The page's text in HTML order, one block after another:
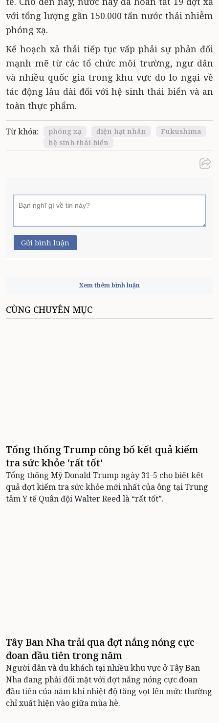
với tổng lượng gần 150.000 tấn nước thải nhiễm
phóng xạ.
Kế hoạch xả thải tiếp tục vấp phải sự phản đối
mạnh mẽ từ các tổ chức môi trường, ngư dân
và nhiều quốc gia trong khu vực do lo ngại về
tác động lâu dài đối với hệ sinh thái biển và an
toàn thực phẩm.
Từ khóa: phóng xạ điện hạt nhân
Fukushima
hệ sinh thái biển
Gửi bình luận
Xem thêm bình luận
CÙNG CHUYÊN MỤC
Tổng thống Trump công bố kết quả kiểm
tra sức khỏe 'rất tốt'
Tổng thống Mỹ Donald Trump ngày 31-5 cho biết kết
quả đợt kiểm tra sức khỏe mới nhất của ông tại Trung
tâm Y tế Quân đội Walter Reed là “rất tốt”.
Tây Ban Nha trải qua đợt nắng nóng cực
đoan đầu tiên trong năm
Người dân và du khách tại nhiều khu vực ở Tây Ban
Nha đang phải đối mặt với đợt nắng nóng cực đoan
đầu tiên của năm khi nhiệt độ tăng vọt lên mức thường
chỉ xuất hiện vào giữa mùa hè.